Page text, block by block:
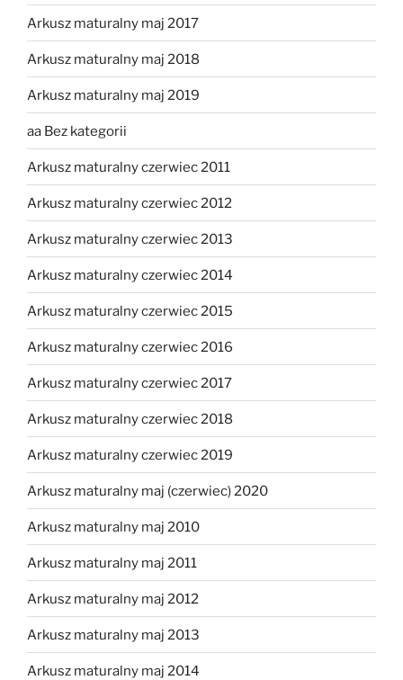
Arkusz maturalny maj 2017
Arkusz maturalny maj 2018
Arkusz maturalny maj 2019
aa Bez kategorii
Arkusz maturalny czerwiec 2011
Arkusz maturalny czerwiec 2012
Arkusz maturalny czerwiec 2013
Arkusz maturalny czerwiec 2014
Arkusz maturalny czerwiec 2015
Arkusz maturalny czerwiec 2016
Arkusz maturalny czerwiec 2017
Arkusz maturalny czerwiec 2018
Arkusz maturalny czerwiec 2019
Arkusz maturalny maj (czerwiec) 2020
Arkusz maturalny maj 2010
Arkusz maturalny maj 2011
Arkusz maturalny maj 2012
Arkusz maturalny maj 2013
Arkusz maturalny maj 2014